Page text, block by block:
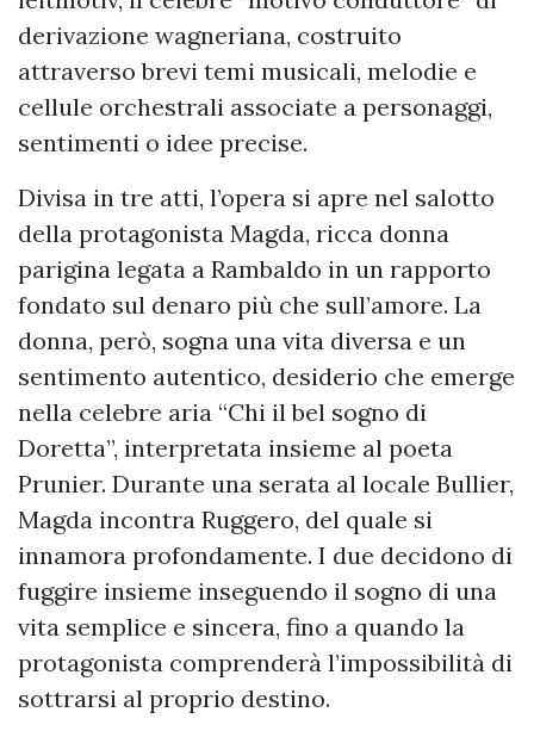
derivazione wagneriana, costruito
attraverso brevi temi musicali, melodie e
cellule orchestrali associate a personaggi,
sentimenti o idee precise.
Divisa in tre atti, l’opera si apre nel salotto
della protagonista Magda, ricca donna
parigina legata a Rambaldo in un rapporto
fondato sul denaro più che sull’amore. La
donna, però, sogna una vita diversa e un
sentimento autentico, desiderio che emerge
nella celebre aria “Chi il bel sogno di
Doretta”, interpretata insieme al poeta
Prunier. Durante una serata al locale Bullier,
Magda incontra Ruggero, del quale si
innamora profondamente. I due decidono di
fuggire insieme inseguendo il sogno di una
vita semplice e sincera, fino a quando la
protagonista comprenderà l’impossibilità di
sottrarsi al proprio destino.